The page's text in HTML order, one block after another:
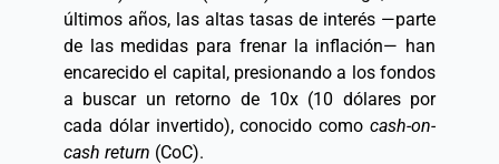
últimos años, las altas tasas de interés —parte
de las medidas para frenar la inflación— han
encarecido el capital, presionando a los fondos
a buscar un retorno de 10x (10 dólares por
cada dólar invertido), conocido como cash-on-
cash return (CoC).